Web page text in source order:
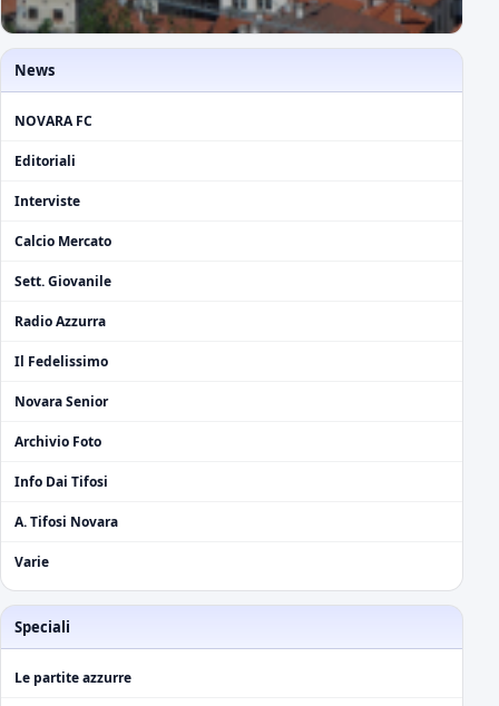
News
NOVARA FC
Editoriali
Interviste
Calcio Mercato
Sett. Giovanile
Radio Azzurra
Il Fedelissimo
Novara Senior
Archivio Foto
Info Dai Tifosi
A. Tifosi Novara
Varie
Speciali
Le partite azzurre